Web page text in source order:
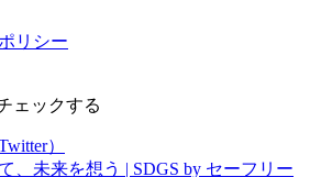
リシー
ェックする
）